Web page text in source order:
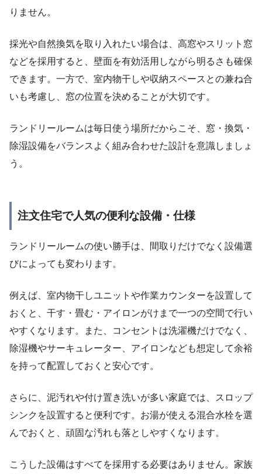
りません。
採光や自然換気を取り入れたい場合は、高窓やスリット窓
などを採用すると、壁面を有効活用しながら明るさも確保
できます。一方で、室内物干しや収納スペースとの兼ね合
いも考慮し、窓の位置を決めることが大切です。
ランドリールームは毎日使う場所だからこそ、窓・換気・
除湿設備をバランスよく組み合わせた設計を意識しましょ
う。
注文住宅で人気の便利な設備・仕様
ランドリールームの使い勝手は、間取りだけでなく設備選
びによっても変わります。
例えば、室内物干しユニットや作業カウンターを設置して
おくと、干す・畳む・アイロンがけまで一つの空間で行い
やすくなります。また、コンセントは洗濯機だけでなく、
除湿機やサーキュレーター、アイロンなども想定して余裕
を持って配置しておくと安心です。
さらに、泥汚れや付け置き洗いが多い家庭では、スロップ
シンクを設置すると便利です。お湯が使える混合水栓を選
んでおくと、頑固な汚れも落としやすくなります。
こうした設備はすべてを採用する必要はありません。家族